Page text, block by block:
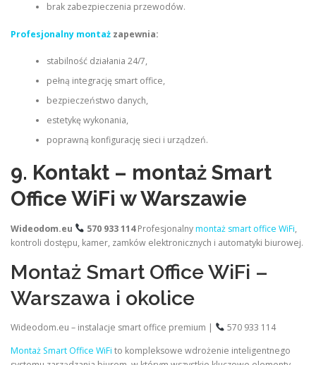
brak zabezpieczenia przewodów.
Profesjonalny montaż zapewnia:
stabilność działania 24/7,
pełną integrację smart office,
bezpieczeństwo danych,
estetykę wykonania,
poprawną konfigurację sieci i urządzeń.
9. Kontakt – montaż Smart
Office WiFi w Warszawie
Wideodom.eu 570 933 114Profesjonalnymontaż smart office WiFi,
kontroli dostępu, kamer, zamków elektronicznych i automatyki biurowej.
Montaż Smart Office WiFi –
Warszawa i okolice
Wideodom.eu – instalacje smart office premium |
570 933 114
Montaż Smart Office WiFi to kompleksowe wdrożenie inteligentnego